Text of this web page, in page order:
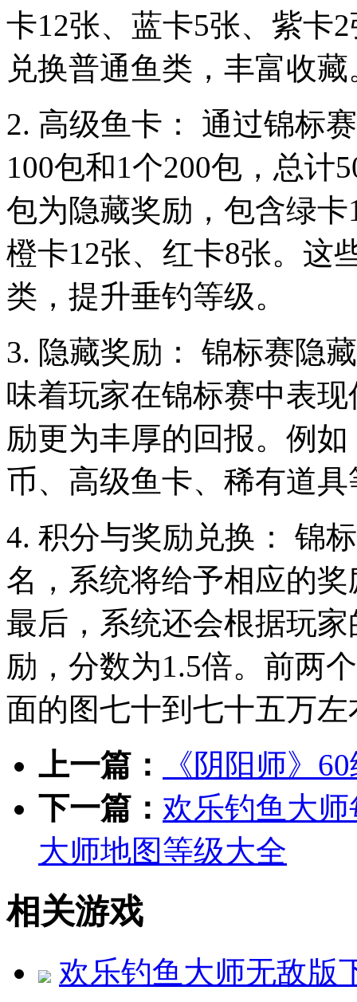
卡12张、蓝卡5张、紫卡
兑换普通鱼类，丰富收藏
2. 高级鱼卡： 通过锦标
100包和1个200包，总计
包为隐藏奖励，包含绿
橙卡12张、红卡8张。这
类，提升垂钓等级。
3. 隐藏奖励： 锦标赛隐
味着玩家在锦标赛中表
励更为丰厚的回报。例
币、高级鱼卡、稀有道具
4. 积分与奖励兑换： 锦
名，系统将给予相应的
最后，系统还会根据玩
励，分数为1.5倍。前两
面的图七十到七十五万
上一篇：
《阴阳师》
下一篇： 欢乐钓鱼大
大师地图等级大全
相关游戏
欢乐钓鱼大师无敌版